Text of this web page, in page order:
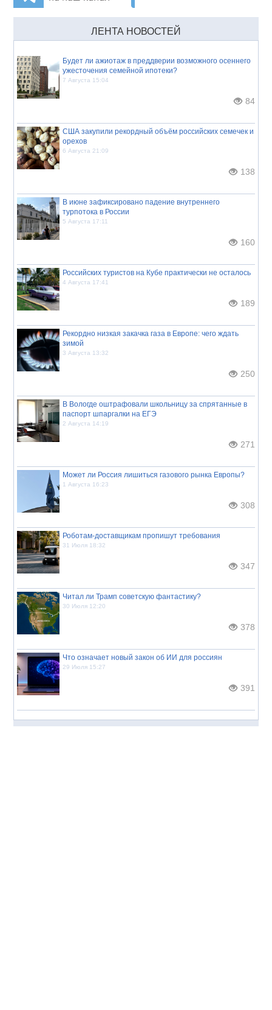
ЛЕНТА НОВОСТЕЙ
Будет ли ажиотаж в преддверии возможного осеннего
ужесточения семейной ипотеки?
7 Августа 15:04
84
США закупили рекордный объём российских семечек и
орехов
6 Августа 21:09
138
В июне зафиксировано падение внутреннего
турпотока в России
5 Августа 17:11
160
Российских туристов на Кубе практически не осталось
4 Августа 17:41
189
Рекордно низкая закачка газа в Европе: чего ждать
зимой
3 Августа 13:32
250
В Вологде оштрафовали школьницу за спрятанные в
паспорт шпаргалки на ЕГЭ
2 Августа 14:19
271
Может ли Россия лишиться газового рынка Европы?
1 Августа 16:23
308
Роботам-доставщикам пропишут требования
31 Июля 18:32
347
Читал ли Трамп советскую фантастику?
30 Июля 12:20
378
Что означает новый закон об ИИ для россиян
29 Июля 15:27
391